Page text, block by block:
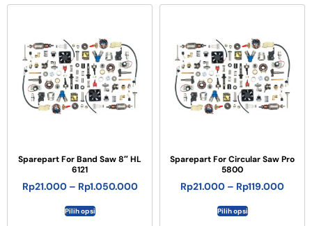
Sparepart For Band Saw 8″ HL
6121
Rp21.000 – Rp1.050.000
Pilih opsi
Sparepart For Circular Saw Pro
5800
Rp21.000 – Rp119.000
Pilih opsi